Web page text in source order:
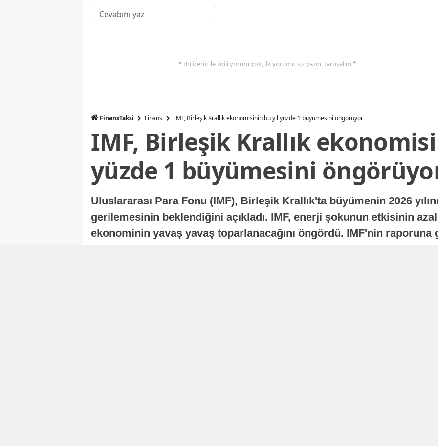
* Bu içerik ile ilgili yorum yok, ilk yorumu siz yazın, tartışalım *
FinansTaksi Finans IMF, Birleşik Krallık ekonomisinin bu yıl yüzde 1 büyümesini öngörüyor
IMF, Birleşik Krallık
yüzde 1 büyümesini
Uluslararası Para Fonu (IMF), Birleşik Krallık'ta büyümenin 2026
gerilemesinin beklendiğini açıkladı. IMF, enerji şokunun etkisinin
ekonominin yavaş yavaş toparlanacağını öngördü. IMF'nin raporuna
ekonomisi, sonraki yıllarda istikrarlı bir toparlanma süreci